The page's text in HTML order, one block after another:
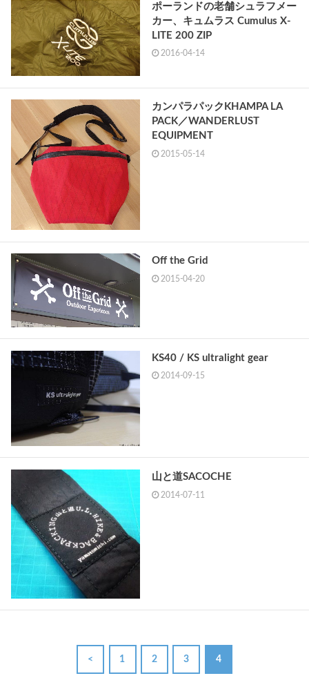
ポーランドの老舗シュラフメー
カー、キュムラス Cumulus X-
LITE 200 ZIP
2016-04-14
カンパラパックKHAMPA LA
PACK／WANDERLUST
EQUIPMENT
2015-05-14
Off the Grid
2015-04-20
KS40 / KS ultralight gear
2014-09-15
山と道SACOCHE
2014-07-11
< 1 2 3 4